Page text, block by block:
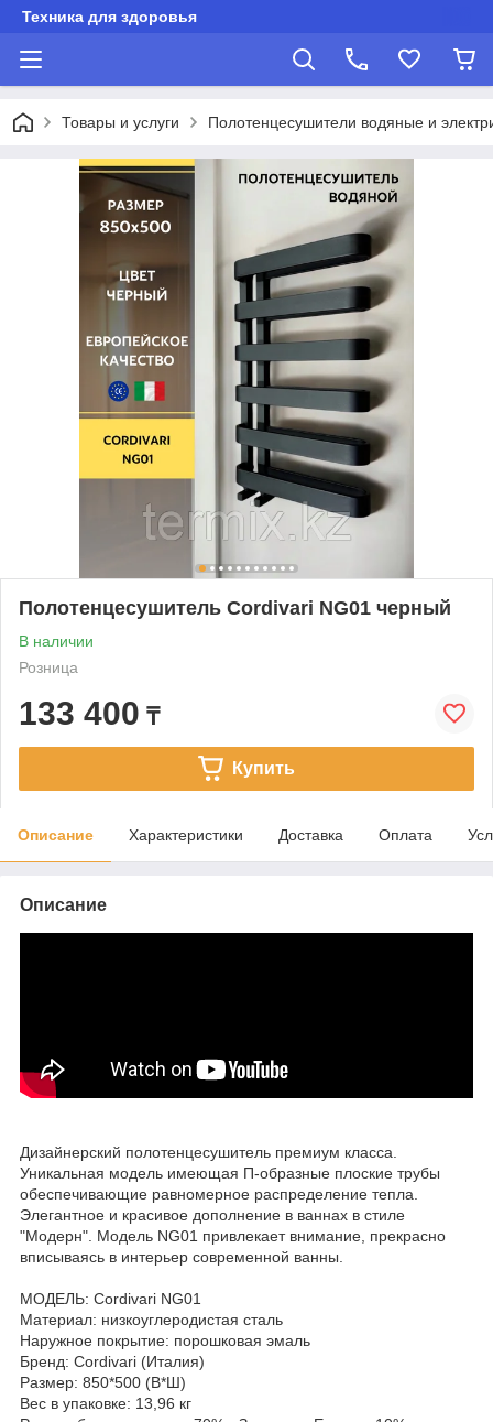
Техника для здоровья
Товары и услуги Полотенцесушители водяные и
Полотенцесушитель Cordivari NG01 черный
В наличии
Розница
133 400 ₸
Купить
Описание Характеристики Доставка Оплата
Описание
Дизайнерский полотенцесушитель премиум класса.
Уникальная модель имеющая П-образные плоские трубы
обеспечивающие равномерное распределение тепла.
Элегантное и красивое дополнение в ваннах в стиле
"Модерн". Модель NG01 привлекает внимание, прекрасно
вписываясь в интерьер современной ванны.
МОДЕЛЬ: Cordivari NG01
Материал: низкоуглеродистая сталь
Наружное покрытие: порошковая эмаль
Бренд: Cordivari (Италия)
Размер: 850*500 (В*Ш)
Вес в упаковке: 13,96 кг